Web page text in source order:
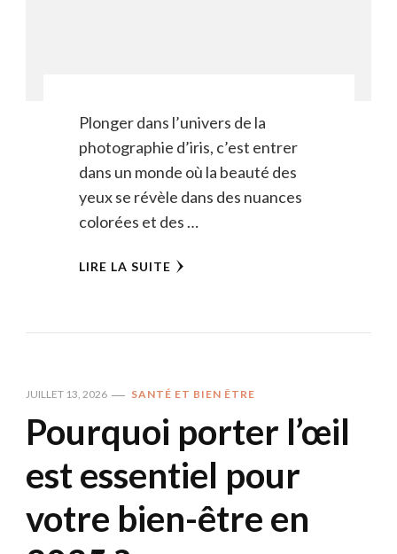
Plonger dans l’univers de la
photographie d’iris, c’est entrer
dans un monde où la beauté des
yeux se révèle dans des nuances
colorées et des …
LIRE LA SUITE
JUILLET 13, 2026 SANTÉ ET BIEN ÊTRE
Pourquoi porter l’œil
est essentiel pour
votre bien-être en